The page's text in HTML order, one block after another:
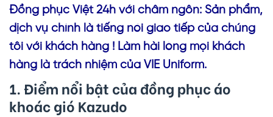
Đồng phục Việt 24h với châm ngôn: Sản phẩm,
dịch vụ chính là tiếng nói giao tiếp của chúng
tôi với khách hàng ! Làm hài lòng mọi khách
hàng là trách nhiệm của VIE Uniform.
1. Điểm nổi bật của đồng phục áo
khoác gió Kazudo